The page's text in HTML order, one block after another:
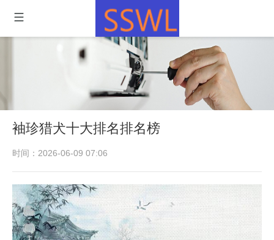
袖珍猎犬十大排名排名榜
时间：2026-06-09 07:06